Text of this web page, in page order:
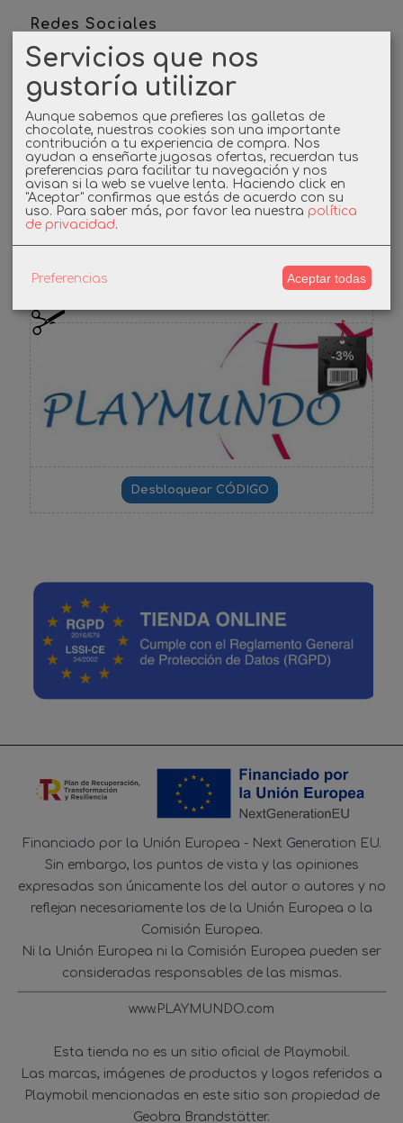
Redes Sociales
Twitter
Instagram
Facebook
-3%
Financiado por la Unión Europea - Next Generation EU.
Sin embargo, los puntos de vista y las opiniones
expresadas son únicamente los del autor o autores y no
reflejan necesariamente los de la Unión Europea o la
Comisión Europea.
Ni la Unión Europea ni la Comisión Europea pueden ser
consideradas responsables de las mismas.
www.PLAYMUNDO.com
Esta tienda no es un sitio oficial de Playmobil.
Las marcas, imágenes de productos y logos referidos a
Playmobil mencionadas en este sitio son propiedad de
Geobra Brandstätter.
Servicios que nos
gustaría utilizar
Aunque sabemos que prefieres las galletas de
chocolate, nuestras cookies son una importante
contribución a tu experiencia de compra. Nos
ayudan a enseñarte jugosas ofertas, recuerdan tus
preferencias para facilitar tu navegación y nos
avisan si la web se vuelve lenta. Haciendo click en
"Aceptar" confirmas que estás de acuerdo con su
uso. Para saber más, por favor lea nuestra política
de privacidad.
Preferencias Aceptar todas